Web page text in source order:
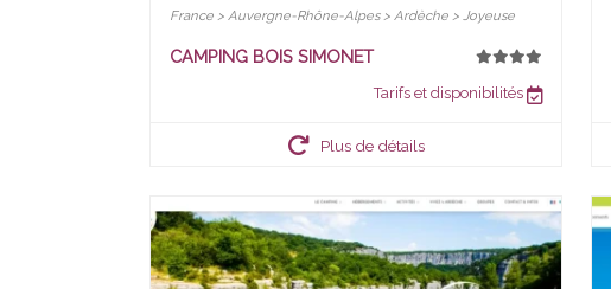
France > Auvergne-Rhône-Alpes > Ardèche > Joyeuse
CAMPING BOIS SIMONET
Tarifs et disponibilités
Plus de détails